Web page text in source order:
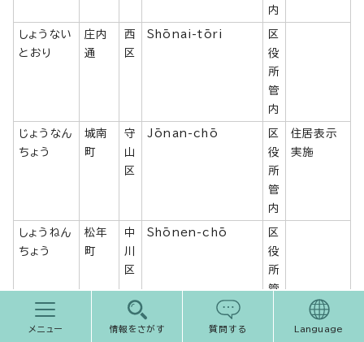
内
しょうない
とおり
庄内
通
西
区
Shōnai-tōri
区
役
所
管
内
じょうなん
ちょう
城南
町
守
山
区
Jōnan-chō
区
役
所
管
内
住居表示
実施
しょうねん
ちょう
松年
町
中
川
区
Shōnen-chō
区
役
所
管
じょうのう 緑 Jōnōyama 1-
メニュー 情報をさがす 質問する Language